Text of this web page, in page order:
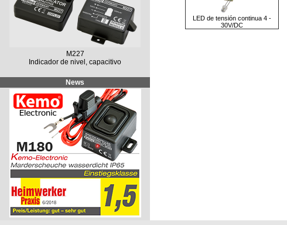
M227
Indicador de nivel, capacitivo
News
LED de tensión continua 4 -
30V/DC